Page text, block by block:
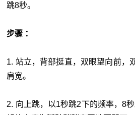
跳8秒。
步骤 ：
1. 站立，背部挺直，双眼望向前，
肩宽。
2. 向上跳，以1秒跳2下的频率，8